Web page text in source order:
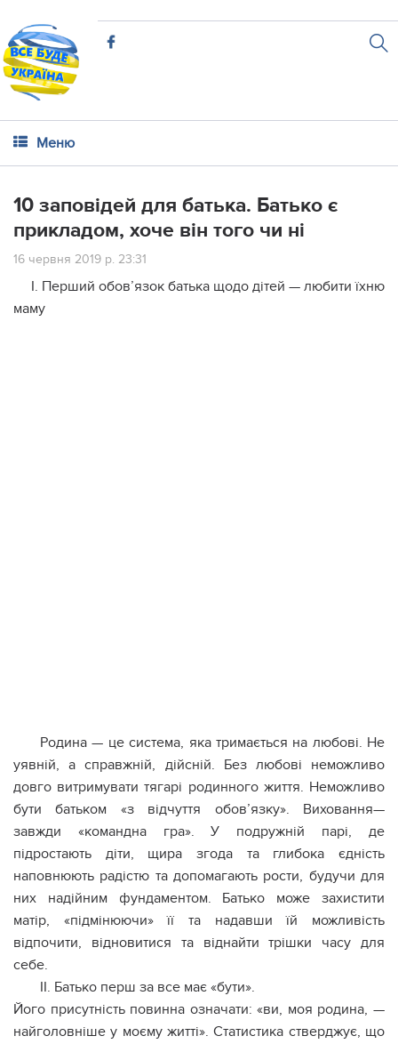
Меню
10 заповідей для батька. Батько є
прикладом, хоче він того чи ні
16 червня 2019 р. 23:31
I. Перший обов’язок батька щодо дітей — любити їхню
маму
Родина — це система, яка тримається на любові. Не
уявній, а справжній, дійсній. Без любові неможливо
довго витримувати тягарі родинного життя. Неможливо
бути батьком «з відчуття обов’язку». Виховання—
завжди «командна гра». У подружній парі, де
підростають діти, щира згода та глибока єдність
наповнюють радістю та допомагають рости, будучи для
них надійним фундаментом. Батько може захистити
матір, «підмінюючи» її та надавши їй можливість
відпочити, відновитися та віднайти трішки часу для
себе.
II. Батько перш за все має «бути».
Його присутність повинна означати: «ви, моя родина, —
найголовніше у моєму житті». Статистика стверджує, що